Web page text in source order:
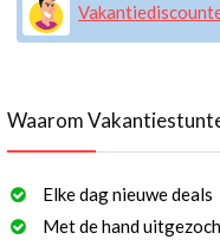
Waarom
Elke dag nieuwe deals
Met de hand